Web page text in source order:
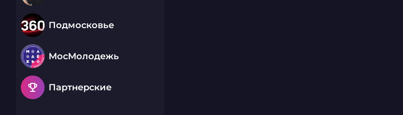
Подмосковье
МосМолодежь
emoji_events Партнерские